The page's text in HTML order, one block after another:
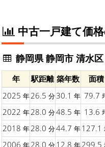
中古一戸建て価
静岡県 静岡市 清水
年 駅距離 築年数 面積
2025 年26.5 分30.1 年 79.7
2022 年28.0 分48.5 年 13.6
2018 年28.0 分44.7 年127.1
2006 年28.0 分12.8 年299.5